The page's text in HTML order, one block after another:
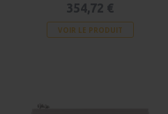
354,72 €
VOIR LE PRODUIT